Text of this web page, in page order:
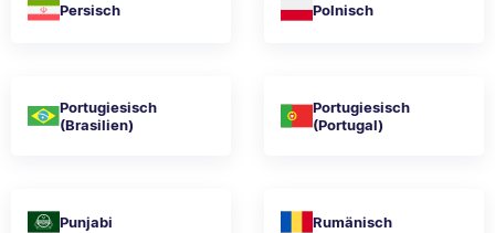
Persisch Polnisch
Portugiesisch
(Brasilien)
Portugiesisch
(Portugal)
Punjabi Rumänisch